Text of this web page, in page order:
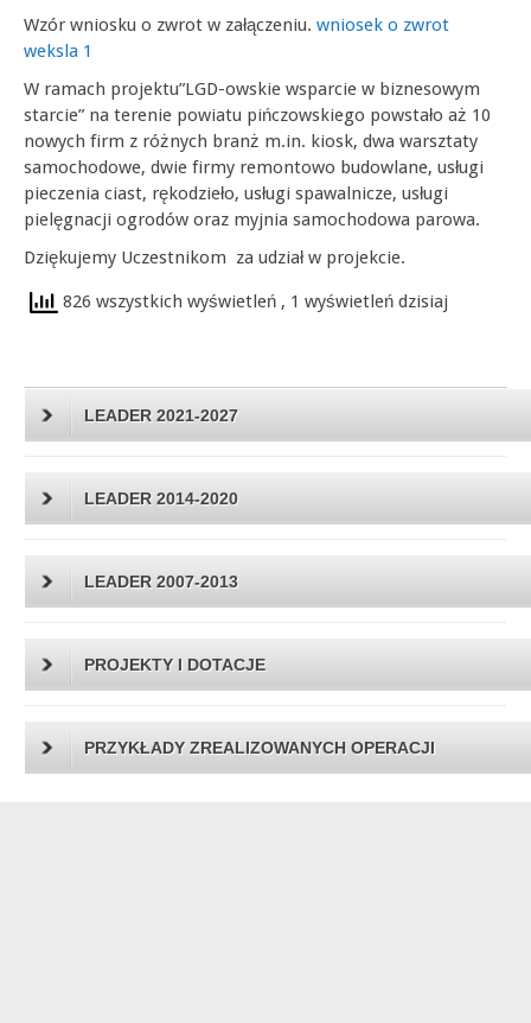
Wzór wniosku o zwrot w załączeniu. wniosek o zwrot
weksla 1
W ramach projektu”LGD-owskie wsparcie w biznesowym
starcie” na terenie powiatu pińczowskiego powstało aż 10
nowych firm z różnych branż m.in. kiosk, dwa warsztaty
samochodowe, dwie firmy remontowo budowlane, usługi
pieczenia ciast, rękodzieło, usługi spawalnicze, usługi
pielęgnacji ogrodów oraz myjnia samochodowa parowa.
Dziękujemy Uczestnikom za udział w projekcie.
826 wszystkich wyświetleń , 1 wyświetleń dzisiaj
LEADER 2021-2027
LEADER 2014-2020
LEADER 2007-2013
PROJEKTY I DOTACJE
PRZYKŁADY ZREALIZOWANYCH OPERACJI